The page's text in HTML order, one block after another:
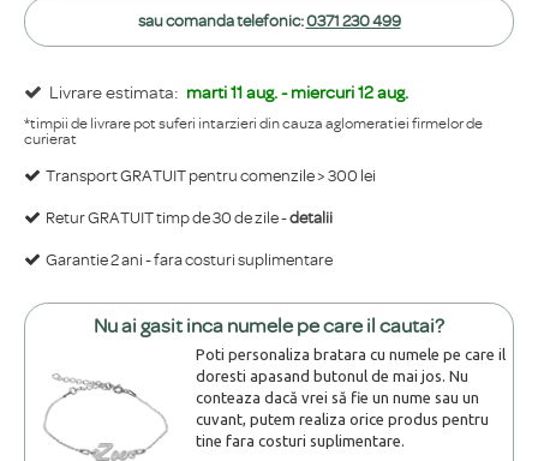
Livrare estimata: marti 11 aug. - miercuri 12 aug.
*timpii de livrare pot suferi intarzieri din cauza aglomeratiei firmelor de
curierat
Transport GRATUIT pentru comenzile > 300 lei
Retur GRATUIT timp de 30 de zile -detalii
Garantie 2 ani - fara costuri suplimentare
sau comanda telefonic:0371 230 499
Nu ai gasit inca numele pe care il cautai?
Poti personaliza bratara cu numele pe care il
doresti apasand butonul de mai jos. Nu
conteaza dacă vrei să fie un nume sau un
cuvant, putem realiza orice produs pentru
tine fara costuri suplimentare.